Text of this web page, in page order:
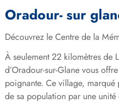
Oradour- sur
Découvrez le Centre de la
À seulement 22 kilomètres de
d’Oradour-sur-Glane vous
poignante. Ce village,
de sa population par une